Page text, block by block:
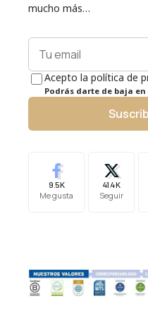
mucho más…
Acepto la política de
Podrás darte de baja
9.5K
Me gusta
41.4K
Seguir